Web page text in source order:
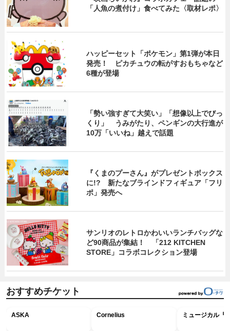
「人魚の煮付け」食べてみた〈取材レポ〉
ハッピーセット「ポケモン」第1弾が本日
発売！ ピカチュウの転がすおもちゃなど
6種が登場
「勢い強すぎて大笑い」「想像以上でびっ
くり」 うみがたり、ペンギンの大行進が
10万「いいね」越えで話題
『くまのプーさん』がプレゼントボックス
に!? 新たなブラインドフィギュア「フリ
ポ」発売へ
サンリオのレトロかわいいランチバッグな
ど90商品が集結！ 「212 KITCHEN
STORE」コラボコレクション登場
おすすめチケット
ASKA Cornelius ミュージカル『